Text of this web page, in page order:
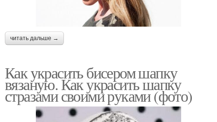
читать дальше →
Как украсить бисером шапку
вязаную. Как украсить шапку
стразами своими руками (фото)